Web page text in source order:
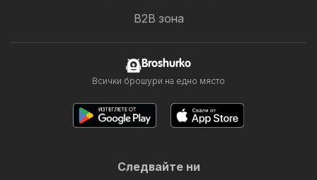
B2B зона
Broshurko
Всички брошури на едно място
Следвайте ни